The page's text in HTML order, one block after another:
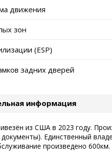
движения
зон
(ESP)
задних дверей
информация
из США в 2023 году.
документы). Единственный
произведено